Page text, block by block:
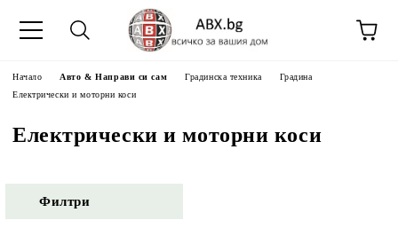
Начало Авто & Направи си сам Градинска техника
Градина
Електрически и моторни коси
Електрически и моторни коси
Филтри